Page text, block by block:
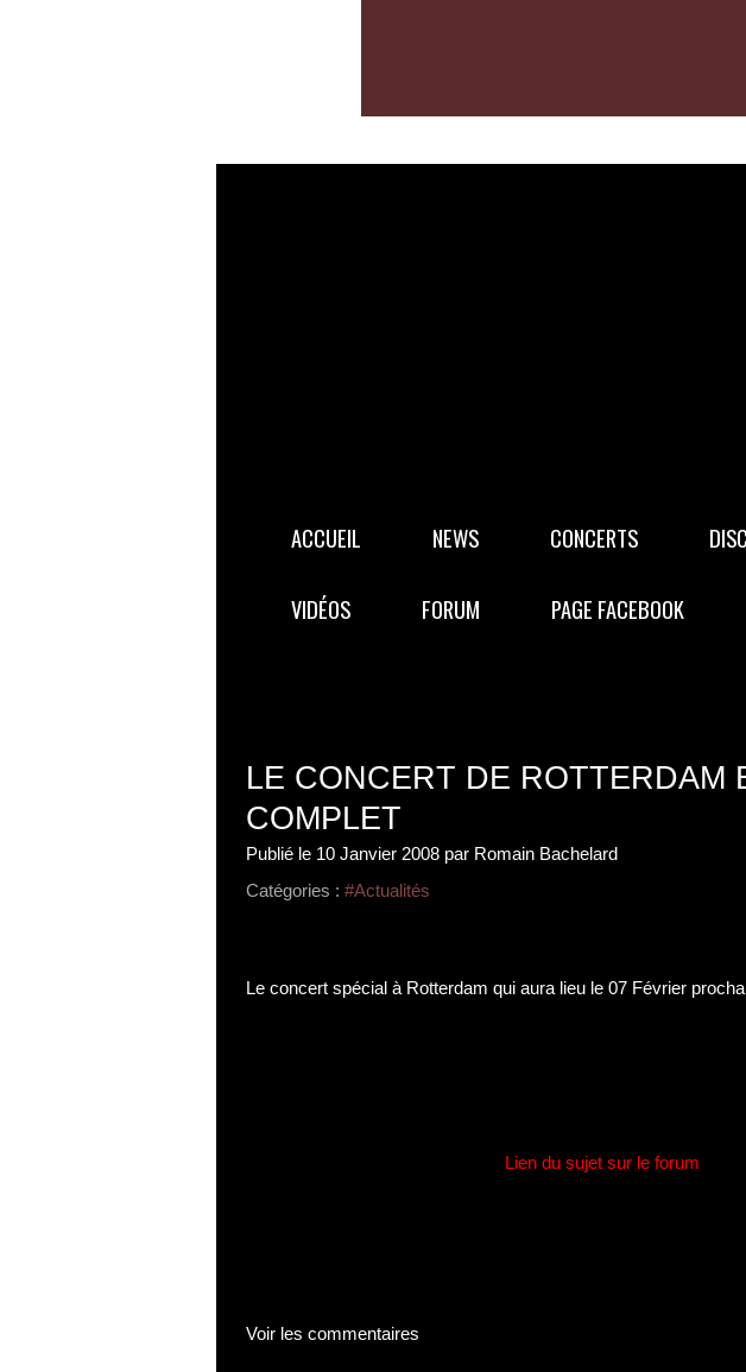
ACCUEIL NEWS CONCERTS
VIDÉOS FORUM PAGE FACEBOOK
LE CONCERT DE ROTTERDAM
COMPLET
Publié le 10 Janvier 2008 par Romain Bachelard
Catégories : #Actualités
Le concert spécial à Rotterdam qui aura lieu le 07 Février
Lien du sujet sur le forum
Voir les commentaires